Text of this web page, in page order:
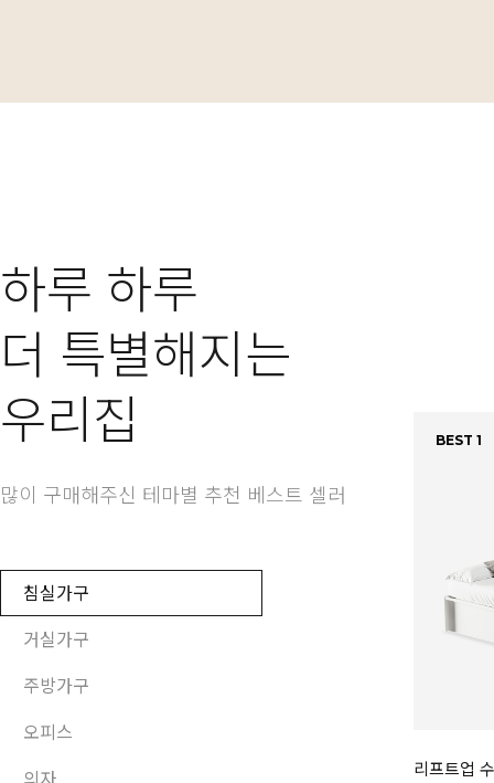
하루 하루
더 특별해지는
우리집
많이 구매해주신 테마별 추천 베스트 셀러
침실가구
거실가구
주방가구
오피스
BEST 1
리프트업